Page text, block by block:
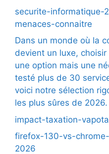
securite-informatique-
menaces-connaitre
Dans un monde où la
devient un luxe, choisir
une option mais une
testé plus de 30
voici notre sélection
les plus sûres de 2026.
impact-taxation-
firefox-130-vs-
2026